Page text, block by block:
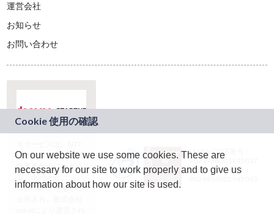
運営会社
お知らせ
お問い合わせ
ドコモグループの新
規事業創出プログラ
ム「docomo
STARTUP」を通じて
JASRAC許諾番号：
9024936001Y45037
JASRAC許諾番号：
On our website we use some cookies. These are
necessary for our site to work properly and to give us
information about how our site is used.